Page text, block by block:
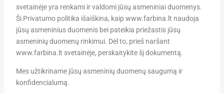
svetainėje yra renkami ir valdomi jūsų asmeniniai duomenys.
Ši Privatumo politika išaiškina, kaip www.farbina.lt naudoja
jūsų asmeninius duomenis bei pateikia priežastis jūsų
asmeninių duomenų rinkimui. Dėl to, prieš naršant
www.farbina.lt svetainėje, perskaitykite šį dokumentą.
Mes užtikriname jūsų asmeninių duomenų saugumą ir
konfidencialumą.